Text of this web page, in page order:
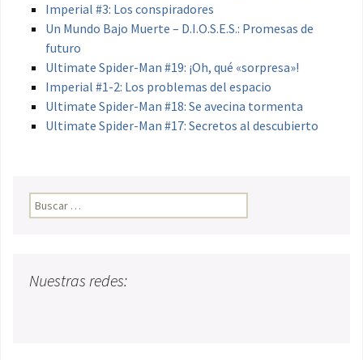
Imperial #3: Los conspiradores
Un Mundo Bajo Muerte – D.I.O.S.E.S.: Promesas de
futuro
Ultimate Spider-Man #19: ¡Oh, qué «sorpresa»!
Imperial #1-2: Los problemas del espacio
Ultimate Spider-Man #18: Se avecina tormenta
Ultimate Spider-Man #17: Secretos al descubierto
Buscar:
Nuestras redes: